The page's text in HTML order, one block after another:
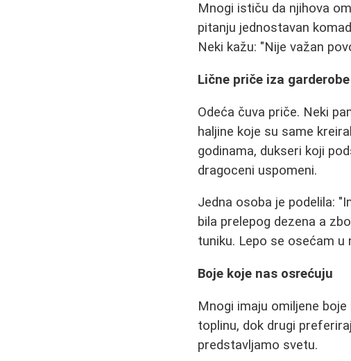
Mnogi ističu da njihova
pitanju jednostavan
Neki kažu: "Nije važan
Lične priče iza garderobe
Odeća čuva priče. Neki
haljine koje su same
godinama, dukseri koji
dragoceni uspomeni.
Jedna osoba je podelila:
bila prelepog dezena a
tuniku. Lepo se osećam u
Boje koje nas osrećuju
Mnogi imaju omiljene
toplinu, dok drugi
predstavljamo svetu.